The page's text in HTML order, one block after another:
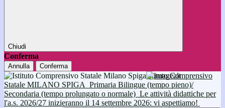
Chiudi
Conferma
Annulla Conferma
Istituto Comprensivo
Statale MILANO SPIGA Primaria Bilingue (tempo pieno)/
Secondaria (tempo prolungato o normale) Le attività didattiche per
l'a.s. 2026/27 inizieranno il 14 settembre 2026: vi aspettiamo!